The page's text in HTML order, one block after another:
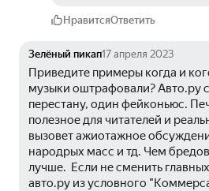
НравитсяОтветить
Зелёный пикап17 апреля 2023
Приведите примеры когда и
музыки оштрафовали? Авто.ру
перестану, один фейконьюс.
полезное для читателей и
вызовет ажиотажное
народрых масс и тд. Чем
лучше.  Если не сменить
авто.ру из условного